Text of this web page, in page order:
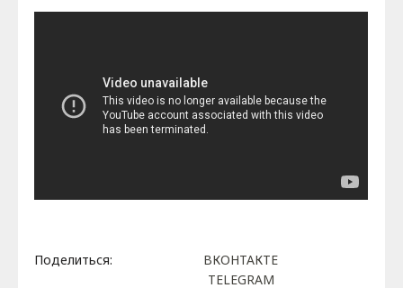
Поделиться:
ВКОНТАКТЕ
TELEGRAM